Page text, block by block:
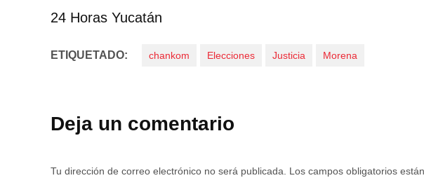
24 Horas Yucatán
ETIQUETADO: chankom Elecciones Justicia Morena
Deja un comentario
Tu dirección de correo electrónico no será publicada. Los campos obligatorios